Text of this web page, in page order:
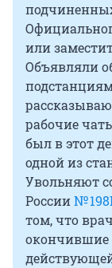
или
Объявляли
рабочие
был в этот
одной из
Увольняют
России№
том, что
окончившие